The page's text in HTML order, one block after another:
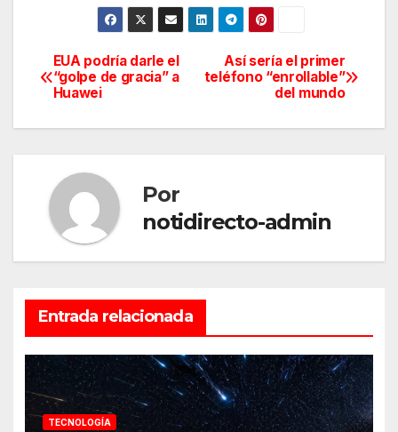
Navegación
de
Así sería el primer
teléfono “enrollable”
del mundo
EUA podría darle el
“golpe de gracia” a
Huawei
Por
notidirecto-admin
Entrada relacionada
TECNOLOGÍA